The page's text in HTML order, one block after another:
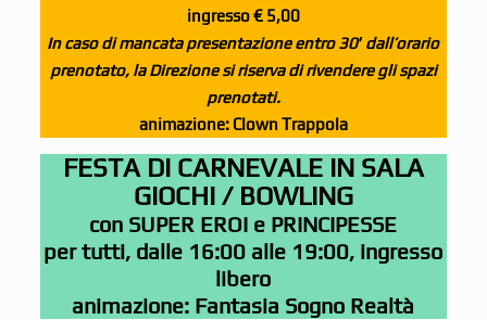
ingresso € 5,00
In caso di mancata presentazione entro 30′ dall’orario
prenotato, la Direzione si riserva di rivendere gli spazi
prenotati.
animazione: Clown Trappola
FESTA DI CARNEVALE IN SALA
GIOCHI / BOWLING
con SUPER EROI e PRINCIPESSE
per tutti, dalle 16:00 alle 19:00, ingresso
libero
animazione: Fantasia Sogno Realtà